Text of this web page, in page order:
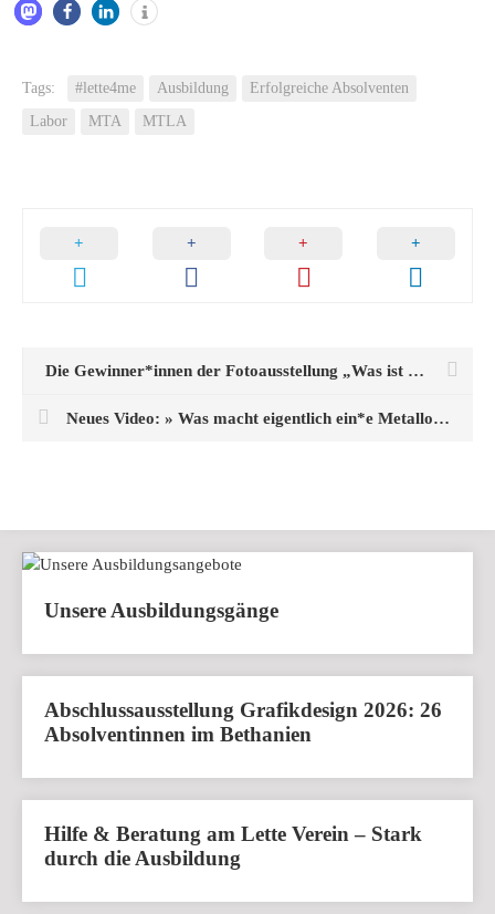
Tags: #lette4me Ausbildung
Erfolgreiche Absolventen
Labor
MTA MTLA
Die Gewinner*innen der Fotoausstellung „Was ist Demokratie?“
Neues Video: » Was macht eigentlich ein*e Metallograph*in? «
Unsere Ausbildungsgänge
Abschlussausstellung Grafikdesign 2026: 26
Absolventinnen im Bethanien
Hilfe & Beratung am Lette Verein – Stark
durch die Ausbildung